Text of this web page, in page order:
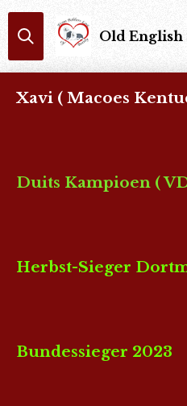
Ga
direct
naar
de
Xavi ( Macoes
Duits Kampioen (
Herbst-Sieger
Bundessieger 2023